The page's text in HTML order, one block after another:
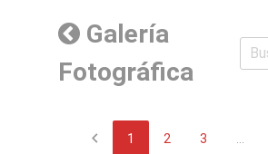
Galería
Fotográfica
chevron_left 1 2 3